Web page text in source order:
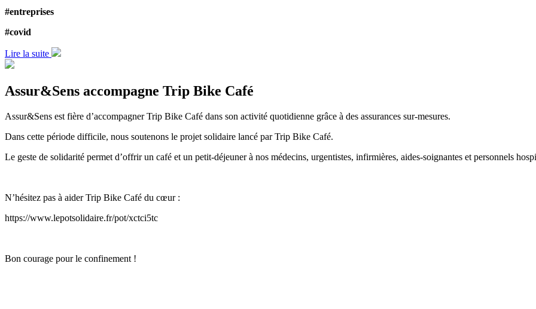
#entreprises
#covid
Lire la suite
Assur&Sens accompagne Trip Bike Café
Assur&Sens est fière d’accompagner Trip Bike Café dans son activité quotidienne grâce à des assurances sur-mesures.
Dans cette période difficile, nous soutenons le projet solidaire lancé par Trip Bike Café.
Le geste de solidarité permet d’offrir un café et un petit-déjeuner à nos médecins, urgentistes, infirmières, aides-soignantes et personnels
N’hésitez pas à aider Trip Bike Café du cœur :
https://www.lepotsolidaire.fr/pot/xctci5tc
Bon courage pour le confinement !